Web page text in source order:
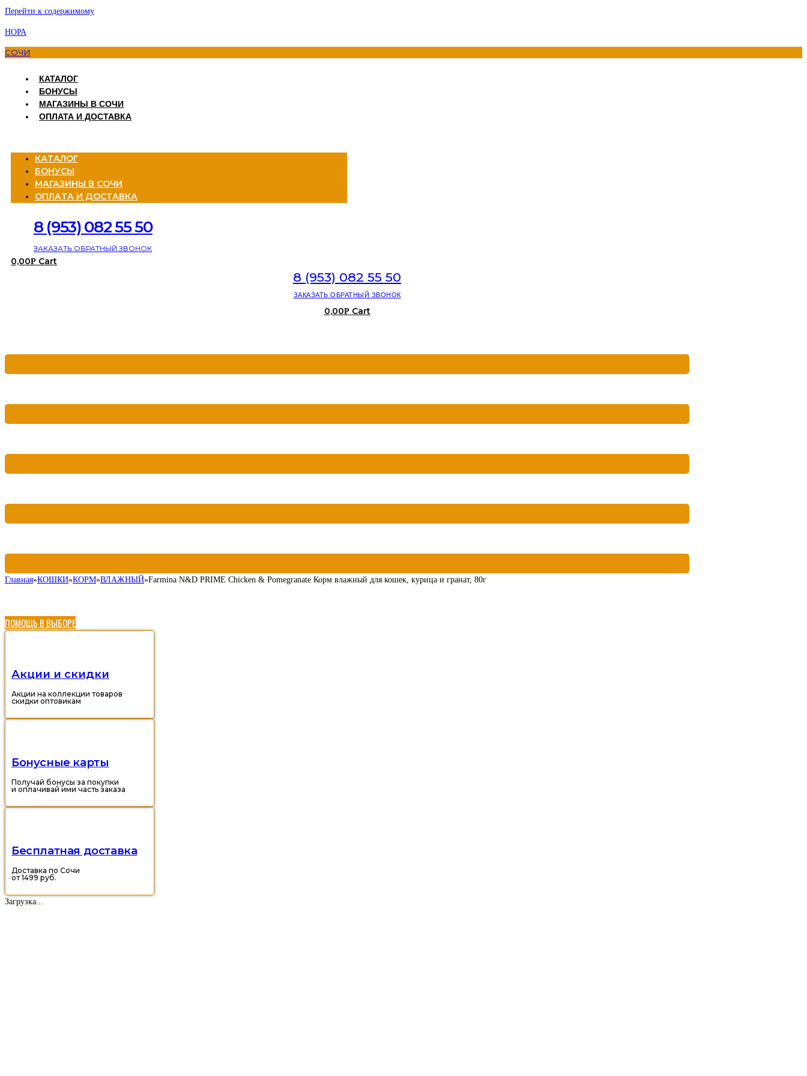
Перейти к содержимому
НОРА
СОЧИ
КАТАЛОГ
БОНУСЫ
МАГАЗИНЫ В СОЧИ
ОПЛАТА И ДОСТАВКА
КАТАЛОГ
БОНУСЫ
МАГАЗИНЫ В СОЧИ
ОПЛАТА И ДОСТАВКА
8 (953) 082 55 50
ЗАКАЗАТЬ ОБРАТНЫЙ ЗВОНОК
0,00Р Cart
8 (953) 082 55 50
ЗАКАЗАТЬ ОБРАТНЫЙ ЗВОНОК
0,00Р Cart
Главная»КОШКИ»КОРМ»ВЛАЖНЫЙ»Farmina N&D PRIME Chicken & Pomegranate Корм влажный для кошек, курица и гранат, 80г
ПОМОЩЬ В ВЫБОРЕ
Акции и скидки
Акции на коллекции товаров
скидки оптовикам
Бонусные карты
Получай бонусы за покупки
и оплачивай ими часть заказа
Бесплатная доставка
Доставка по Сочи
от 1499 руб.
Загрузка...